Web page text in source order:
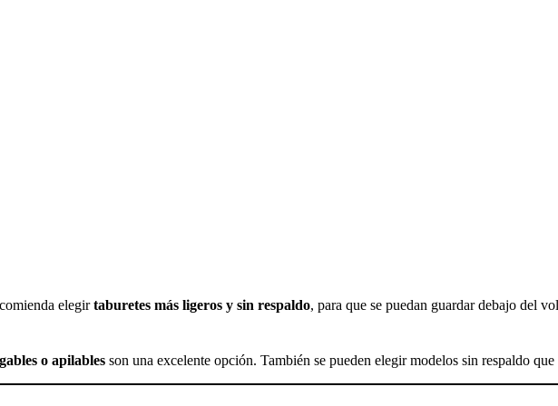
elegirtaburetes más ligeros y sin respaldo, para que se puedan guardar debajo del
o apilables son una excelente opción. También se pueden elegir modelos sin respaldo